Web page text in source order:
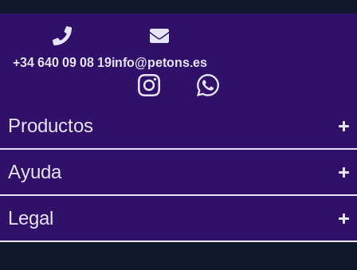
+34 640 09 08 19info@petons.es
Productos
Ayuda
Legal